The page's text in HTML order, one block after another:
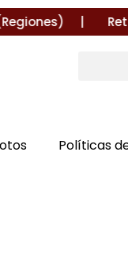
| Retira
Políticas